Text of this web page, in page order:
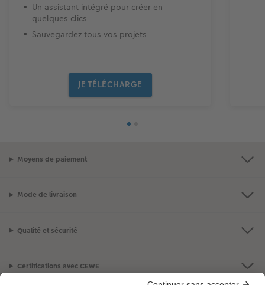
Un assistant intégré pour créer en
quelques clics
Sauvegardez tous vos projets
JE TÉLÉCHARGE
Moyens de paiement
Mode de livraison
Qualité et sécurité
Certifications avec CEWE